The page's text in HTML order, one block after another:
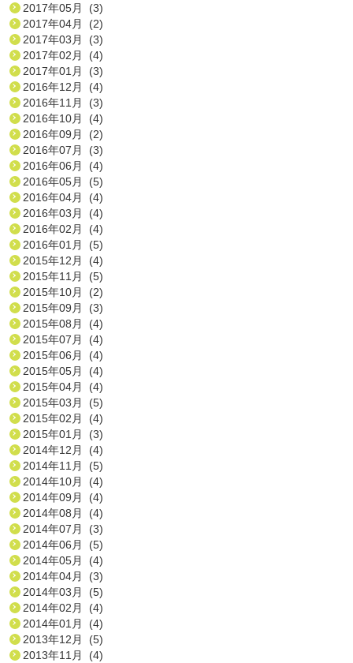
2017年05月 (3)
2017年04月 (2)
2017年03月 (3)
2017年02月 (4)
2017年01月 (3)
2016年12月 (4)
2016年11月 (3)
2016年10月 (4)
2016年09月 (2)
2016年07月 (3)
2016年06月 (4)
2016年05月 (5)
2016年04月 (4)
2016年03月 (4)
2016年02月 (4)
2016年01月 (5)
2015年12月 (4)
2015年11月 (5)
2015年10月 (2)
2015年09月 (3)
2015年08月 (4)
2015年07月 (4)
2015年06月 (4)
2015年05月 (4)
2015年04月 (4)
2015年03月 (5)
2015年02月 (4)
2015年01月 (3)
2014年12月 (4)
2014年11月 (5)
2014年10月 (4)
2014年09月 (4)
2014年08月 (4)
2014年07月 (3)
2014年06月 (5)
2014年05月 (4)
2014年04月 (3)
2014年03月 (5)
2014年02月 (4)
2014年01月 (4)
2013年12月 (5)
2013年11月 (4)